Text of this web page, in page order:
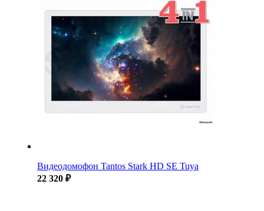
Видеодомофон Tantos Stark HD SE Tuya
22 320 ₽